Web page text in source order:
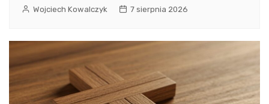
Wojciech Kowalczyk 7 sierpnia 2026